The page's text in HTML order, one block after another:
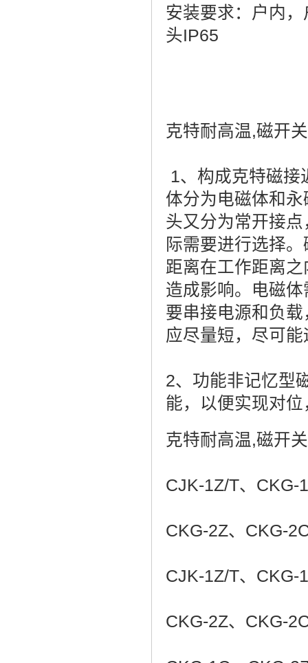
安装要求：户内
头IP65
克特耐高温,磁开
1、构成克特磁接
体分为电磁体和
头又分为常开接
际需要进行选择
距离在工作距离
造成影响。电磁
要串接电源和负
应尽量短，尽可
2、功能非记忆型
能，以便实现对
克特耐高温,磁开
CJK-1Z/T、CKG-
CKG-2Z、CKG-
CJK-1Z/T、CKG-
CKG-2Z、CKG-